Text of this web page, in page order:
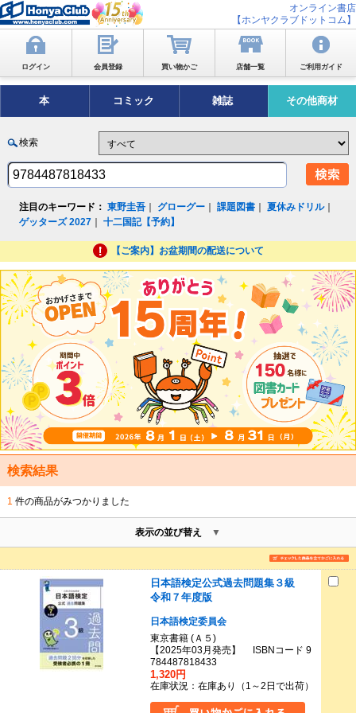
オンライン書店
【ホンヤクラブドットコム】
ログイン 会員登録 買い物かご 店舗一覧 ご利用ガイド
本 コミック 雑誌 その他商材
検索
注目のキーワード： 東野圭吾 グローグー ｜課題図書 ｜夏休みドリル｜
ゲッターズ 2027 ｜十二国記【予約】
【ご案内】お盆期間の配送について
検索結果
1 件の商品がみつかりました
表示の並び替え
日本語検定公式過去問題集３級
令和７年度版
日本語検定委員会
東京書籍 (Ａ５)
【2025年03月発売】 ISBNコード 9
784487818433
1,320円
在庫状況：在庫あり（1～2日で出荷）